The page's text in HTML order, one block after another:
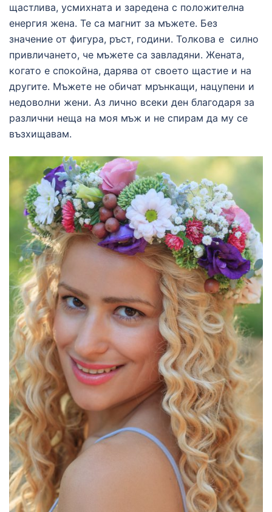
щастлива, усмихната и заредена с положителна
енергия жена. Те са магнит за мъжете. Без
значение от фигура, ръст, години. Толкова е силно
привличането, че мъжете са завладяни. Жената,
когато е спокойна, дарява от своето щастие и на
другите. Мъжете не обичат мрънкащи, нацупени и
недоволни жени. Аз лично всеки ден благодаря за
различни неща на моя мъж и не спирам да му се
възхищавам.